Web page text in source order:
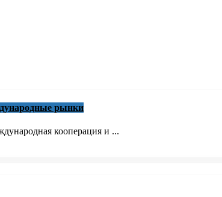
рынки
кооперация и ...